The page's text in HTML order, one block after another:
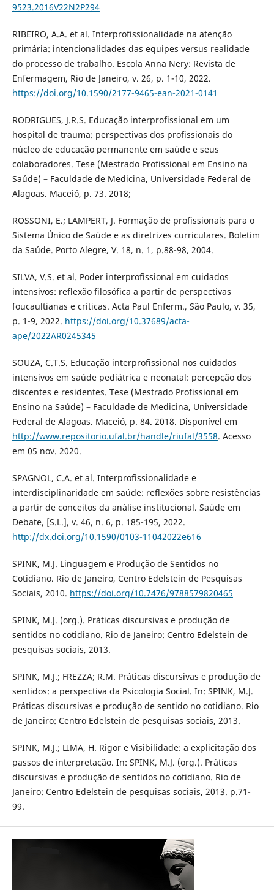
9523.2016V22N2P294
RIBEIRO, A.A. et al. Interprofissionalidade na atenção
primária: intencionalidades das equipes versus realidade
do processo de trabalho. Escola Anna Nery: Revista de
Enfermagem, Rio de Janeiro, v. 26, p. 1-10, 2022.
https://doi.org/10.1590/2177-9465-ean-2021-0141
RODRIGUES, J.R.S. Educação interprofissional em um
hospital de trauma: perspectivas dos profissionais do
núcleo de educação permanente em saúde e seus
colaboradores. Tese (Mestrado Profissional em Ensino na
Saúde) – Faculdade de Medicina, Universidade Federal de
Alagoas. Maceió, p. 73. 2018;
ROSSONI, E.; LAMPERT, J. Formação de profissionais para o
Sistema Único de Saúde e as diretrizes curriculares. Boletim
da Saúde. Porto Alegre, V. 18, n. 1, p.88-98, 2004.
SILVA, V.S. et al. Poder interprofissional em cuidados
intensivos: reflexão filosófica a partir de perspectivas
foucaultianas e críticas. Acta Paul Enferm., São Paulo, v. 35,
p. 1-9, 2022. https://doi.org/10.37689/acta-
ape/2022AR0245345
SOUZA, C.T.S. Educação interprofissional nos cuidados
intensivos em saúde pediátrica e neonatal: percepção dos
discentes e residentes. Tese (Mestrado Profissional em
Ensino na Saúde) – Faculdade de Medicina, Universidade
Federal de Alagoas. Maceió, p. 84. 2018. Disponível em
http://www.repositorio.ufal.br/handle/riufal/3558. Acesso
em 05 nov. 2020.
SPAGNOL, C.A. et al. Interprofissionalidade e
interdisciplinaridade em saúde: reflexões sobre resistências
a partir de conceitos da análise institucional. Saúde em
Debate, [S.L.], v. 46, n. 6, p. 185-195, 2022.
http://dx.doi.org/10.1590/0103-11042022e616
SPINK, M.J. Linguagem e Produção de Sentidos no
Cotidiano. Rio de Janeiro, Centro Edelstein de Pesquisas
Sociais, 2010. https://doi.org/10.7476/9788579820465
SPINK, M.J. (org.). Práticas discursivas e produção de
sentidos no cotidiano. Rio de Janeiro: Centro Edelstein de
pesquisas sociais, 2013.
SPINK, M.J.; FREZZA; R.M. Práticas discursivas e produção de
sentidos: a perspectiva da Psicologia Social. In: SPINK, M.J.
Práticas discursivas e produção de sentido no cotidiano. Rio
de Janeiro: Centro Edelstein de pesquisas sociais, 2013.
SPINK, M.J.; LIMA, H. Rigor e Visibilidade: a explicitação dos
passos de interpretação. In: SPINK, M.J. (org.). Práticas
discursivas e produção de sentidos no cotidiano. Rio de
Janeiro: Centro Edelstein de pesquisas sociais, 2013. p.71-
99.